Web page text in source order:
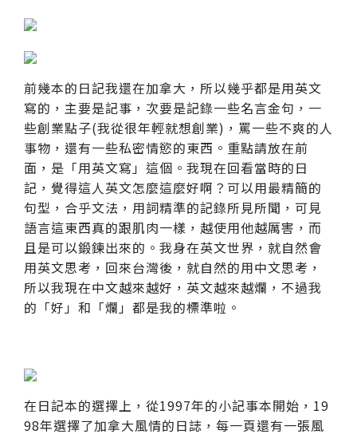
前幾本的日記我還在加拿大，所以幾乎都是用英文
寫的，主要是記事，次要是記錄一些名言金句，一
些創業點子(我從很年輕就想創業)，罵一些不爽的人
事物，還有一些私密情慾的東西。重點請放在前
面，是「用英文寫」這個。我現在回看當時的日
記，覺得這人英文怎麼這麼好啊？可以用最精簡的
句型，合乎文法，用詞精準的記錄所見所聞，可見
語言這東西真的跟肌肉一樣，越使用他越厲害，而
且是可以鍛鍊出來的。我身在英文世界，就自然會
用英文思考，回來台灣後，就自然的用中文思考，
所以我現在中文越來越好，英文越來越爛，不過我
的「好」和「爛」都是我的標準啦。
在日記本的選擇上，從1997年的小記事本開始，19
98年選擇了加拿大風情的日誌，每一頁還有一張風